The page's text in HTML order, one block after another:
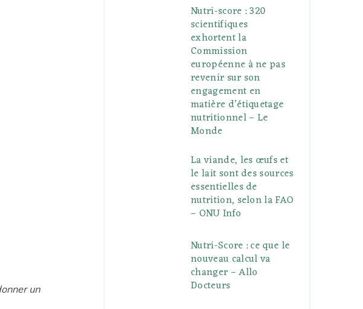
un
Nutri-score : 320
scientifiques
exhortent la
Commission
européenne à ne pas
revenir sur son
engagement en
matière d’étiquetage
nutritionnel – Le
Monde
La viande, les œufs et
le lait sont des sources
essentielles de
nutrition, selon la FAO
– ONU Info
Nutri-Score : ce que le
nouveau calcul va
changer – Allo
Docteurs